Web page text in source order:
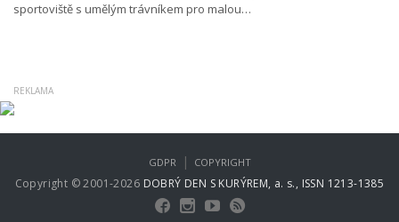
sportoviště s umělým trávníkem pro malou…
Copyright © 2001-2026 DOBRÝ DEN S KURÝREM, a. s., ISSN 1213-1385
GDPR | COPYRIGHT